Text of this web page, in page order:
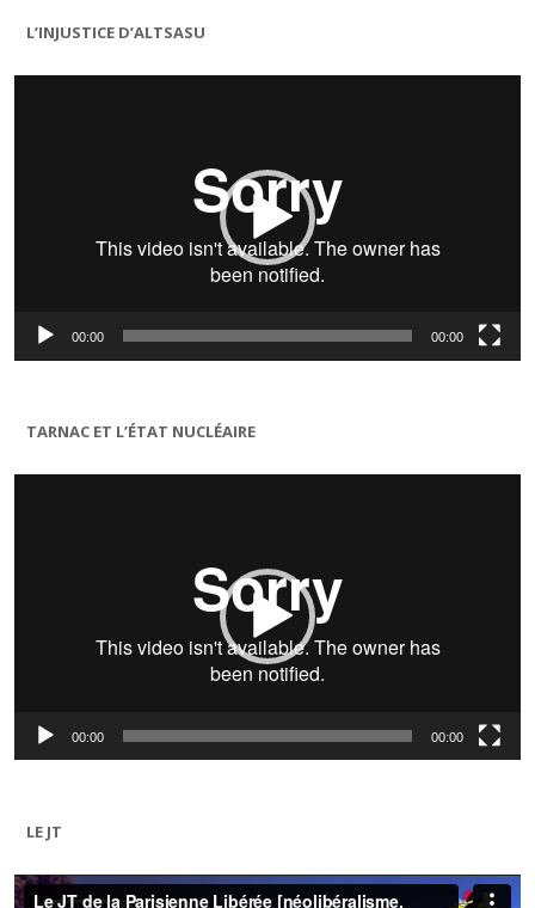
L’INJUSTICE D’ALTSASU
Lecteur
00:00 00:00
TARNAC ET L’ÉTAT NUCLÉAIRE
Lecteur
00:00 00:00
LE JT
Lecteur
vidéo